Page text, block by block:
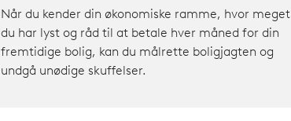
Når du kender din økonomiske ramme, hvor meget
du har lyst og råd til at betale hver måned for din
fremtidige bolig, kan du målrette boligjagten og
undgå unødige skuffelser.